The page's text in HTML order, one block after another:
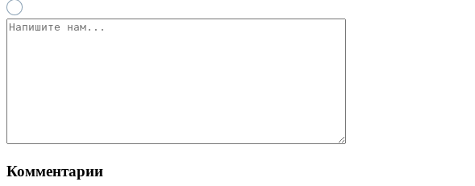
Комментарии